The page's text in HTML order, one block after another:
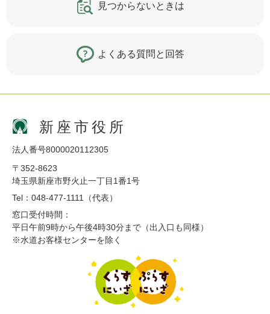
見つからないときは
よくある質問と回答
新座市役所
法人番号8000020112305
〒352-8623
埼玉県新座市野火止一丁目1番1号
Tel：048-477-1111（代表）
窓口受付時間：
平日午前9時から午後4時30分まで（出入口も同様）
※水道お客様センターを除く